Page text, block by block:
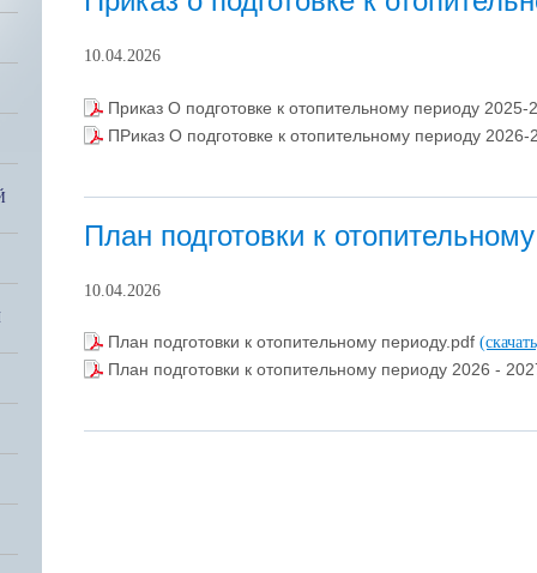
10.04.2026
Приказ О подготовке к отопительному периоду 2025-
ПРиказ О подготовке к отопительному периоду 2026-
План подготовки к
10.04.2026
План подготовки к отопительному периоду.pdf
План подготовки к отопительному периоду 2026 -